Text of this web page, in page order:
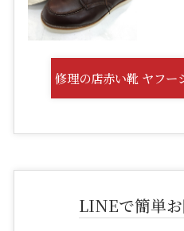
修理の店赤い靴 ヤフー
LINEで簡単お